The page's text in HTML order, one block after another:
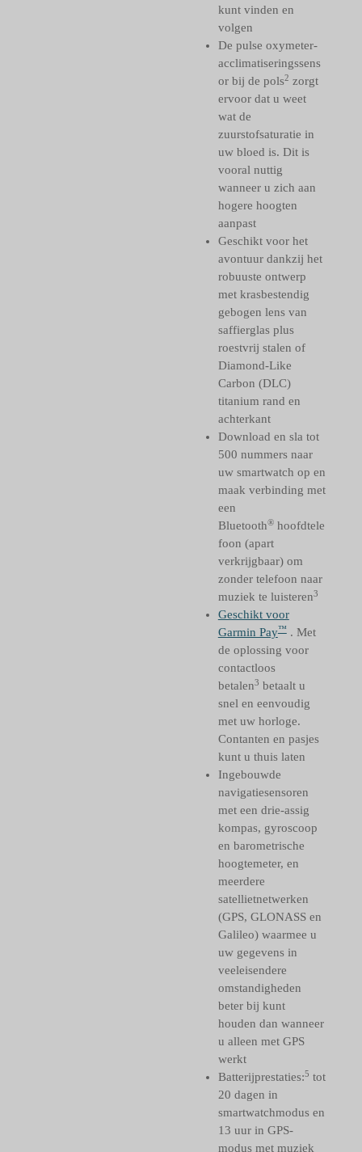
kunt vinden en
volgen
De pulse oxymeter-
acclimatiseringssens
or bij de pols2 zorgt
ervoor dat u weet
wat de
zuurstofsaturatie in
uw bloed is. Dit is
vooral nuttig
wanneer u zich aan
hogere hoogten
aanpast
Geschikt voor het
avontuur dankzij het
robuuste ontwerp
met krasbestendig
gebogen lens van
saffierglas plus
roestvrij stalen of
Diamond-Like
Carbon (DLC)
titanium rand en
achterkant
Download en sla tot
500 nummers naar
uw smartwatch op en
maak verbinding met
een
Bluetooth® hoofdtele
foon (apart
verkrijgbaar) om
zonder telefoon naar
muziek te luisteren3
Geschikt voor
Garmin Pay™ . Met
de oplossing voor
contactloos
betalen3 betaalt u
snel en eenvoudig
met uw horloge.
Contanten en pasjes
kunt u thuis laten
Ingebouwde
navigatiesensoren
met een drie-assig
kompas, gyroscoop
en barometrische
hoogtemeter, en
meerdere
satellietnetwerken
(GPS, GLONASS en
Galileo) waarmee u
uw gegevens in
veeleisendere
omstandigheden
beter bij kunt
houden dan wanneer
u alleen met GPS
werkt
Batterijprestaties:5 tot
20 dagen in
smartwatchmodus en
13 uur in GPS-
modus met muziek